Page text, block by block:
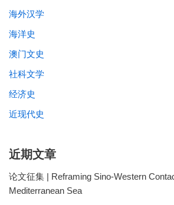
海外汉学
海洋史
澳门文史
社科文学
经济史
近现代史
近期文章
论文征集 | Reframing Sino-Western
Mediterranean Sea